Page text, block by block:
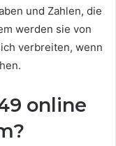
und Zahlen, die
werden sie von
verbreiten, wenn
online